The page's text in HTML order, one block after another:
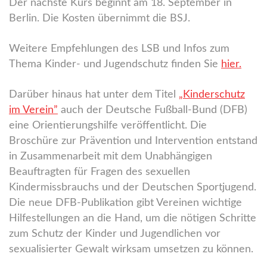
Der nächste Kurs beginnt am 18. September in
Berlin. Die Kosten übernimmt die BSJ.
Weitere Empfehlungen des LSB und Infos zum
Thema Kinder- und Jugendschutz finden Sie hier.
Darüber hinaus hat unter dem Titel „Kinderschutz
im Verein” auch der Deutsche Fußball-Bund (DFB)
eine Orientierungshilfe veröffentlicht. Die
Broschüre zur Prävention und Intervention entstand
in Zusammenarbeit mit dem Unabhängigen
Beauftragten für Fragen des sexuellen
Kindermissbrauchs und der Deutschen Sportjugend.
Die neue DFB-Publikation gibt Vereinen wichtige
Hilfestellungen an die Hand, um die nötigen Schritte
zum Schutz der Kinder und Jugendlichen vor
sexualisierter Gewalt wirksam umsetzen zu können.